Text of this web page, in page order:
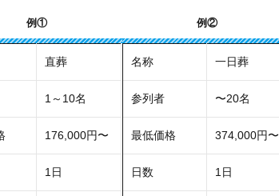
例①
直葬
1～10名
176,000円〜
1日
例②
名称 一日葬
参列者 〜20名
最低価格 374,000円〜
日数 1日